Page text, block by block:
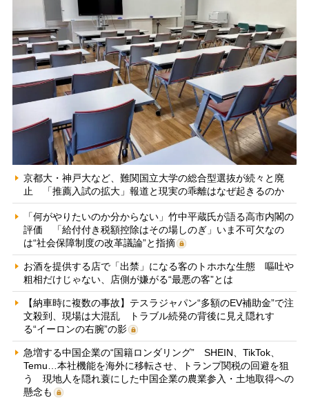
京都大・神戸大など、難関国立大学の総合型選抜が続々と廃
止 「推薦入試の拡大」報道と現実の乖離はなぜ起きるのか
「何がやりたいのか分からない」竹中平蔵氏が語る高市内閣の
評価 「給付付き税額控除はその場しのぎ」いま不可欠なの
は“社会保障制度の改革議論”と指摘
お酒を提供する店で「出禁」になる客のトホホな生態 嘔吐や
粗相だけじゃない、店側が嫌がる“最悪の客”とは
【納車時に複数の事故】テスラジャパン“多額のEV補助金”で注
文殺到、現場は大混乱 トラブル続発の背後に見え隠れす
る“イーロンの右腕”の影
急増する中国企業の“国籍ロンダリング” SHEIN、TikTok、
Temu…本社機能を海外に移転させ、トランプ関税の回避を狙
う 現地人を隠れ蓑にした中国企業の農業参入・土地取得への
懸念も